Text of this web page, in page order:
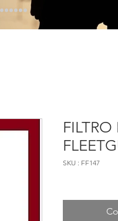
FILTRO
SKU : FF147